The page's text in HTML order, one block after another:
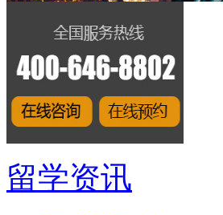
留学资讯